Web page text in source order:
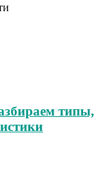
типы,